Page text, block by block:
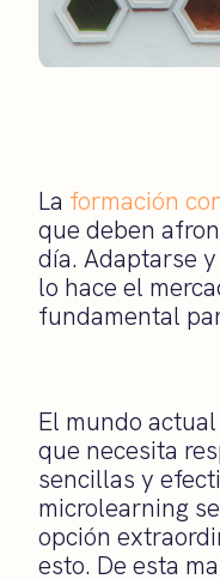
La formación
que deben
día. Adaptarse
lo hace el
fundamental
El mundo
que necesita
sencillas y
microlearning
opción
esto. De esta